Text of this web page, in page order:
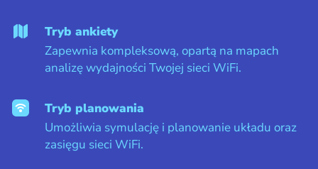
Tryb ankiety
Zapewnia kompleksową, opartą na mapach
analizę wydajności Twojej sieci WiFi.
Tryb planowania
Umożliwia symulację i planowanie układu oraz
zasięgu sieci WiFi.